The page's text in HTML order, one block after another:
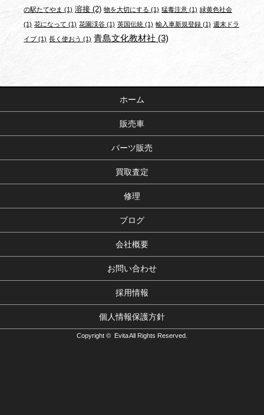
の駅たてやま (1) 溶接 (2) 物を大切にする (1) 猛毒注意 (1) 緑黄色社会
(1) 花になって (1) 花園渓谷 (1) 英国伝統 (1) 輸入車新規登録(1) 週末ドラ
イブ (1) 長く使おう (1) 青島文化教材社 (3)
ホーム
販売車
パーツ販売
買取査定
修理
ブログ
会社概要
お問い合わせ
採用情報
個人情報保護方針
Copyright © Evita All Rights Reserved.